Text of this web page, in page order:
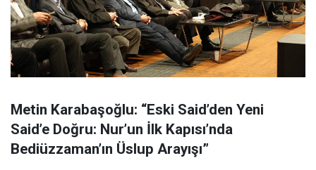
Metin Karabaşoğlu: “Eski Said’den Yeni
Said’e Doğru: Nur’un İlk Kapısı’nda
Bediüzzaman’ın Üslup Arayışı”